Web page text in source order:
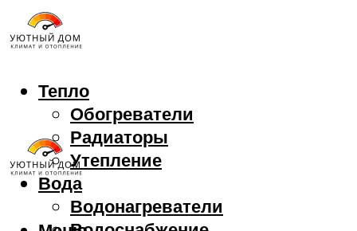
Тепло
Обогреватели
Радиаторы
Утепление
Вода
Водонагреватели